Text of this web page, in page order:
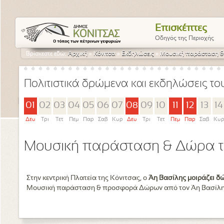
Επισκέπτες
Οδηγός της Περιοχής
Βρίσκεστε εδώ:Αρχική » Κόνιτσα » Εκδηλώσεις » Μουσική παράσταση
Πολιτιστικά δρώμενα και εκδηλώσεις
01
Δευ
02
Τρι
03
Τετ
04
Πεμ
05
Παρ
06
Σαβ
07
Κυρ
08
Δευ
09
Τρι
10
Τετ Πεμ
12
Παρ
13
Σαβ
14
Κυρ
Μουσική παράσταση & Δώρα
Στην κεντρική Πλατεία της Κόνιτσας, ο Άη Βασίλης μοιράζει
Μουσική παράσταση & προσφορά Δώρων από τον Άη Βασίλη.